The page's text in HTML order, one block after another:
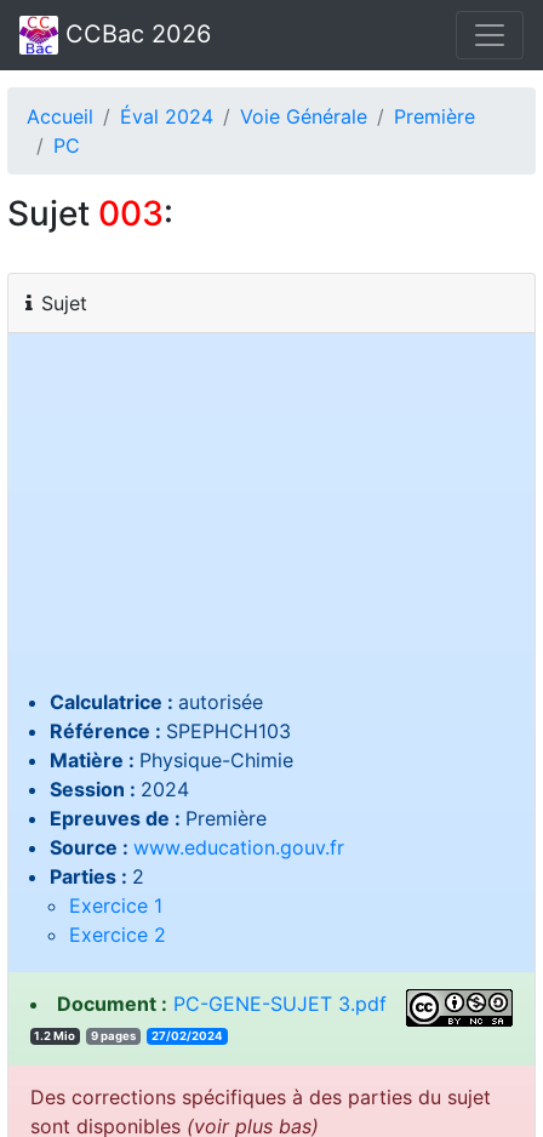
CCBac 2026
Accueil Éval 2024 Voie Générale
Première
PC
Sujet 003:
Sujet
Calculatrice : autorisée
Référence : SPEPHCH103
Matière : Physique-Chimie
Session : 2024
Epreuves de : Première
Source : www.education.gouv.fr
Parties : 2
Exercice 1
Exercice 2
Document : PC-GENE-SUJET 3.pdf
1.2 Mio 9 pages 27/02/2024
Des corrections spécifiques à des parties du sujet
sont disponibles (voir plus bas)